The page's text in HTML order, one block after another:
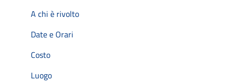
A chi è rivolto
Date e Orari
Costo
Luogo